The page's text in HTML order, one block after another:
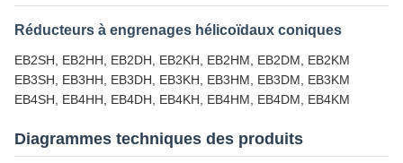
Réducteurs à engrenages hélicoïdaux coniques
EB2SH, EB2HH, EB2DH, EB2KH, EB2HM, EB2DM, EB2KM
EB3SH, EB3HH, EB3DH, EB3KH, EB3HM, EB3DM, EB3KM
EB4SH, EB4HH, EB4DH, EB4KH, EB4HM, EB4DM, EB4KM
Diagrammes techniques des produits